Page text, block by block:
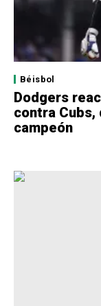
Béisbol
Dodgers
contra Cubs,
campeón